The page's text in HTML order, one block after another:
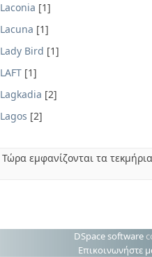
Laconia [1]
Lacuna [1]
Lady Bird [1]
LAFT [1]
Lagkadia [2]
Lagos [2]
Τώρα εμφανίζονται τα
DSpace software
Επικοινωνήστε